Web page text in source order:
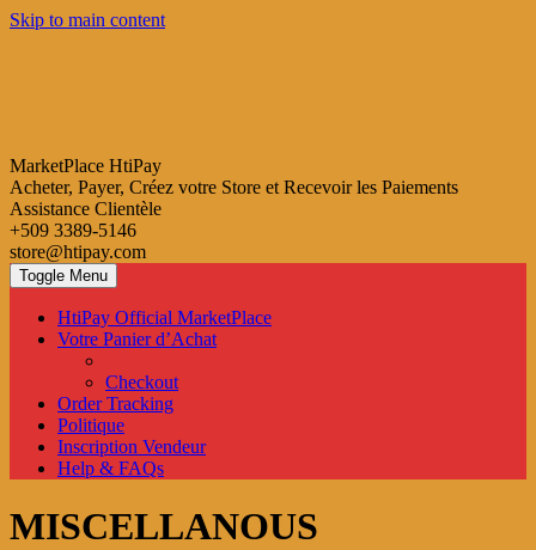
Skip to main content
MarketPlace HtiPay
Acheter, Payer, Créez votre Store et Recevoir les Paiements
Assistance Clientèle
+509 3389-5146
store@htipay.com
Toggle Menu
HtiPay Official MarketPlace
Votre Panier d’Achat
Checkout
Order Tracking
Politique
Inscription Vendeur
Help & FAQs
MISCELLANOUS